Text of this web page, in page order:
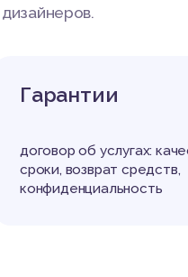
Гарантии
договор об услугах:
сроки, возврат средств,
конфиденциальность